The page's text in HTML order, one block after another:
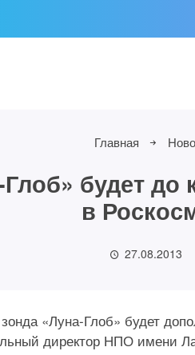
Главная
будет до
в
27.08.2013
«Луна-Глоб» будет
директор НПО имени